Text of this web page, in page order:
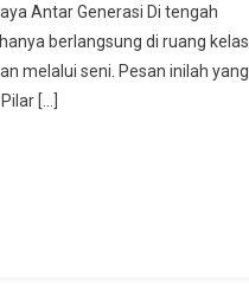
Antar Generasi Di tengah
berlangsung di ruang kelas.
melalui seni. Pesan inilah yang
[…]